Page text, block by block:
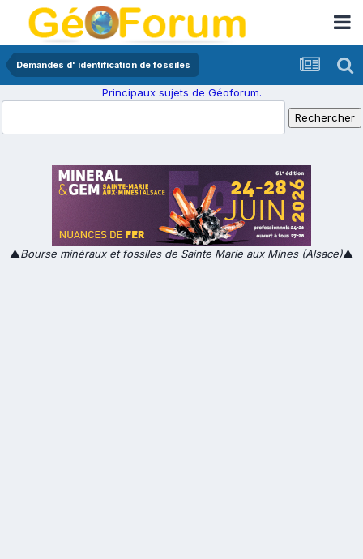
Demandes d' identification de fossiles
Principaux sujets de Géoforum.
▲Bourse minéraux et fossiles de Sainte Marie aux Mines (Alsace)▲